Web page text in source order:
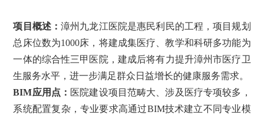
项目概述：漳州九龙江医院是惠民利民的工程，项目规划
总床位数为1000床，将建成集医疗、教学和科研多功能为
一体的综合性三甲医院，建成后将有力提升漳州市医疗卫
生服务水平，进一步满足群众日益增长的健康服务需求。
BIM应用点： 医院建设项目范畴大、涉及医疗专项较多，
系统配置复杂，专业要求高通过BIM技术建立不同专业模